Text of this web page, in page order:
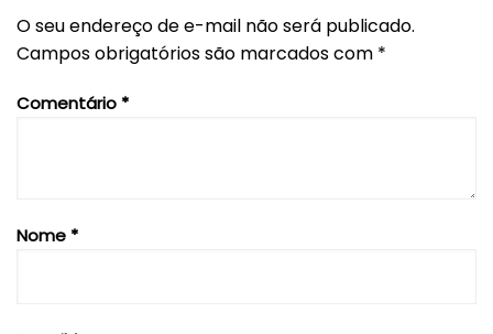
O seu endereço de e-mail não será publicado.
Campos obrigatórios são marcados com *
Comentário *
Nome *